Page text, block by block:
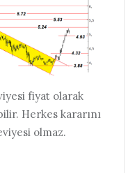
fiyat olarak
Herkes kararını
olmaz.